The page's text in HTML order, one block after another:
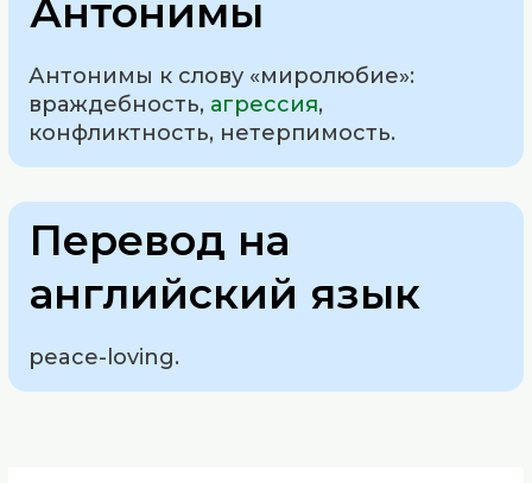
Антонимы
Антонимы к слову «миролюбие»:
враждебность, агрессия,
конфликтность, нетерпимость.
Перевод на
английский язык
peace-loving.